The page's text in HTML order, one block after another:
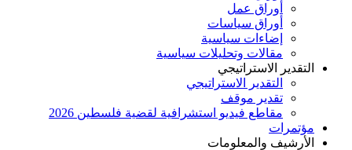
أوراق عمل
أوراق سياسات
إضاءات سياسية
مقالات وتحليلات سياسية
التقدير الاستراتيجي
التقدير الاستراتيجي
تقدير موقف
مقاطع فيديو استشرافية لقضية فلسطين 2026
مؤتمرات
الأرشيف والمعلومات